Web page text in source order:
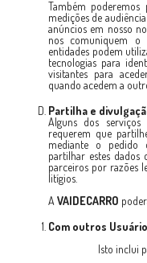
Também
medições de
anúncios em nosso
nos comuniquem o
entidades podem
tecnologias para
visitantes para
quando acedem a
Partilha e
Alguns dos serviços
requerem que
mediante o pedido
partilhar estes dados
parceiros por razões
litígios.
A VAIDECARRO
Com outros
Isto inclui